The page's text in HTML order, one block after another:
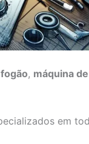
fogão, máquina
em